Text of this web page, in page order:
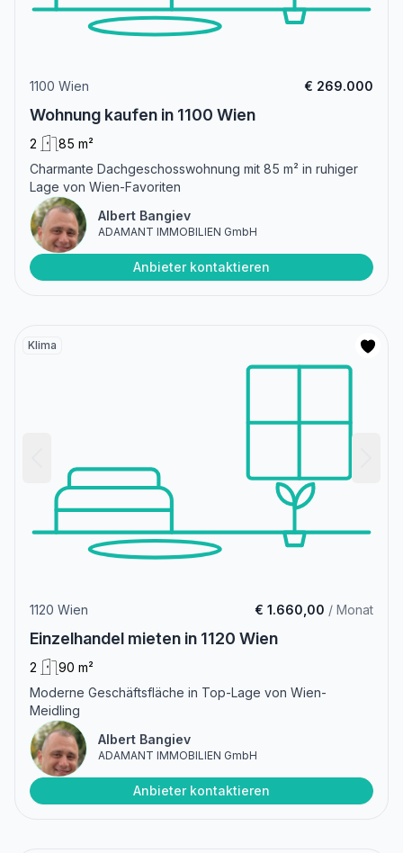
1100 Wien € 269.000
Wohnung kaufen in 1100 Wien
2
85 m²
Charmante Dachgeschosswohnung mit 85 m² in ruhiger
Lage von Wien-Favoriten
Albert Bangiev
ADAMANT IMMOBILIEN GmbH
Anbieter kontaktieren
Klima
1120 Wien € 1.660,00 / Monat
Einzelhandel mieten in 1120 Wien
2
90 m²
Moderne Geschäftsfläche in Top-Lage von Wien-
Meidling
Albert Bangiev
ADAMANT IMMOBILIEN GmbH
Anbieter kontaktieren